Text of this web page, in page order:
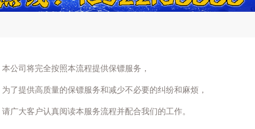
本公司将完全按照本流程提供保镖服务，
为了提供高质量的保镖服务和减少不必要的纠纷和麻烦，
请广大客户认真阅读本服务流程并配合我们的工作。